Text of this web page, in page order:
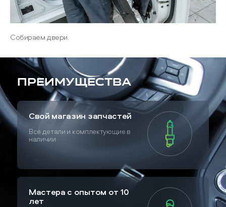
Собираем двери.
Преимущества
Свой магазин запчастей
Все детали и комплектующие в
наличии
Мастера с опытом от 10
лет